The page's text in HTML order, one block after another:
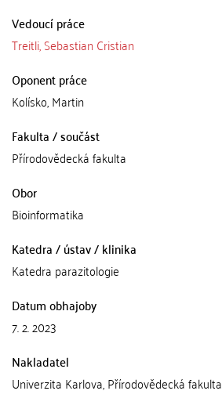
Vedoucí práce
Treitli, Sebastian Cristian
Oponent práce
Kolísko, Martin
Fakulta / součást
Přírodovědecká fakulta
Obor
Bioinformatika
Katedra / ústav / klinika
Katedra parazitologie
Datum obhajoby
7. 2. 2023
Nakladatel
Univerzita Karlova, Přírodovědecká fakulta